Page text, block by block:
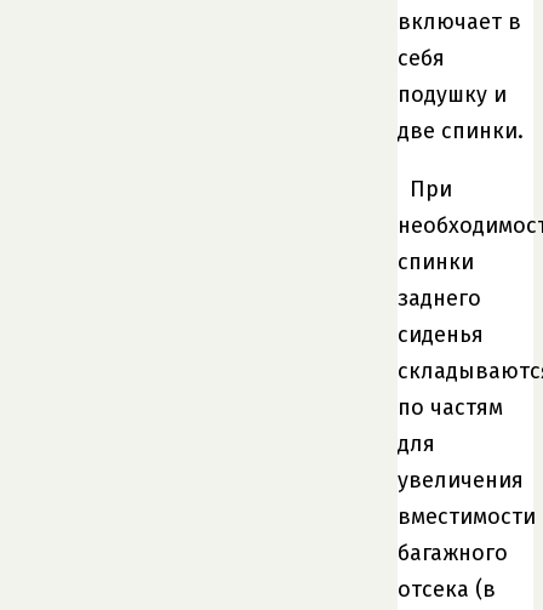
включает в
себя
подушку и
две спинки.
При
спинки
заднего
сиденья
по частям
для
увеличения
вместимости
багажного
отсека (в